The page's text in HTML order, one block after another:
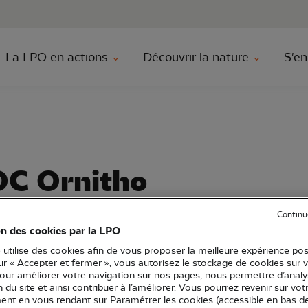
Aller à la
La LPO en actions Découvrir la nature
Ornitho
Occitanie Formation Sortie nature 31 - Haute-Garonne
des cookies par la LPO
utilise des cookies afin de vous proposer la meilleure expérience
« Accepter et fermer », vous autorisez le stockage de cookies sur
améliorer votre navigation sur nos pages, nous permettre
du site et ainsi contribuer à l’améliorer. Vous pourrez revenir sur
en vous rendant sur Paramétrer les cookies (accessible en bas